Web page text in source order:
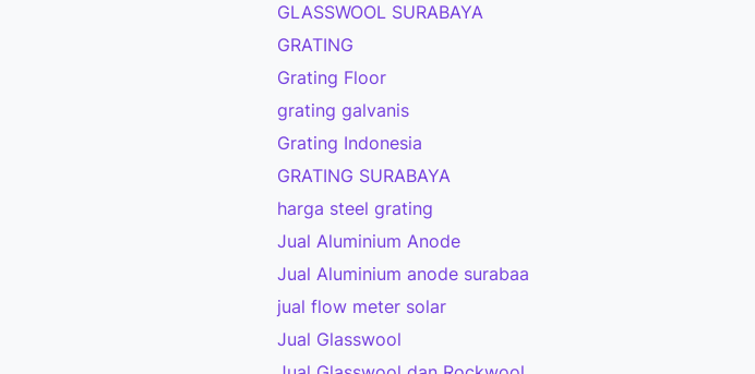
GLASSWOOL SURABAYA
GRATING
Grating Floor
grating galvanis
Grating Indonesia
GRATING SURABAYA
harga steel grating
Jual Aluminium Anode
Jual Aluminium anode surabaa
jual flow meter solar
Jual Glasswool